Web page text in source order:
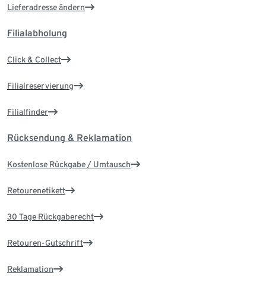
Lieferadresse ändern
Filialabholung
Click & Collect
Filialreservierung
Filialfinder
Rücksendung & Reklamation
Kostenlose Rückgabe / Umtausch
Retourenetikett
30 Tage Rückgaberecht
Retouren-Gutschrift
Reklamation